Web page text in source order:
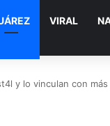
VIRAL
y lo vinculan con